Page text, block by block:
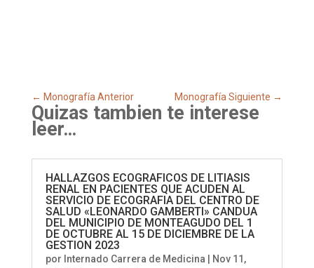
← Monografía Anterior Monografía Siguiente →
Quizas tambien te interese
leer…
HALLAZGOS ECOGRAFICOS DE LITIASIS
RENAL EN PACIENTES QUE ACUDEN AL
SERVICIO DE ECOGRAFIA DEL CENTRO DE
SALUD «LEONARDO GAMBERTI» CANDUA
DEL MUNICIPIO DE MONTEAGUDO DEL 1
DE OCTUBRE AL 15 DE DICIEMBRE DE LA
GESTION 2023
por Internado Carrera de Medicina
Nov 11,